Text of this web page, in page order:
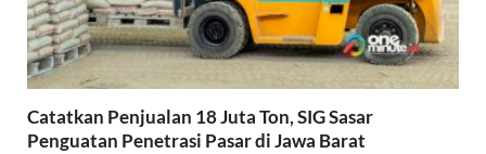
Catatkan Penjualan 18 Juta Ton, SIG Sasar
Penguatan Penetrasi Pasar di Jawa Barat